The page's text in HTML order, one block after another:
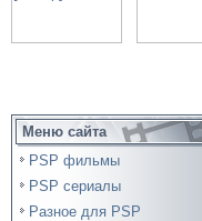
Меню сайта
PSP фильмы
PSP сериалы
Разное для PSP